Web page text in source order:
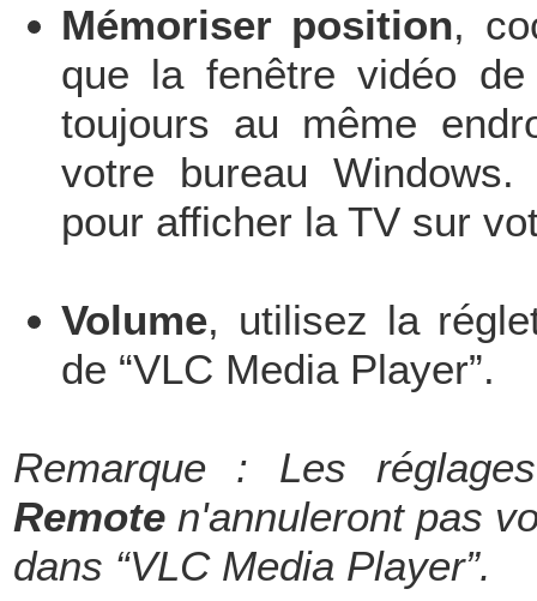
Mémoriser position,
que la fenêtre vidéo de
toujours au même
votre bureau
pour afficher la TV sur
Volume, utilisez la
de “VLC Media Player”.
Remarque : Les
Remote n'annuleront pas
dans “VLC Media Player”.